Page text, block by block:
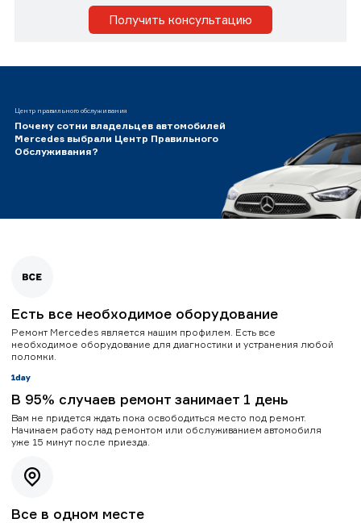
Получить консультацию
Центр правильного обслуживания
Почему сотни владельцев автомобилей
Mercedes выбрали Центр Правильного
Обслуживания?
Есть все необходимое оборудование
Ремонт Mercedes является нашим профилем. Есть все
необходимое оборудование для диагностики и устранения любой
поломки.
В 95% случаев ремонт занимает 1 день
Вам не придется ждать пока освободиться место под ремонт.
Начинаем работу над ремонтом или обслуживанием автомобиля
уже 15 минут после приезда.
Все в одном месте